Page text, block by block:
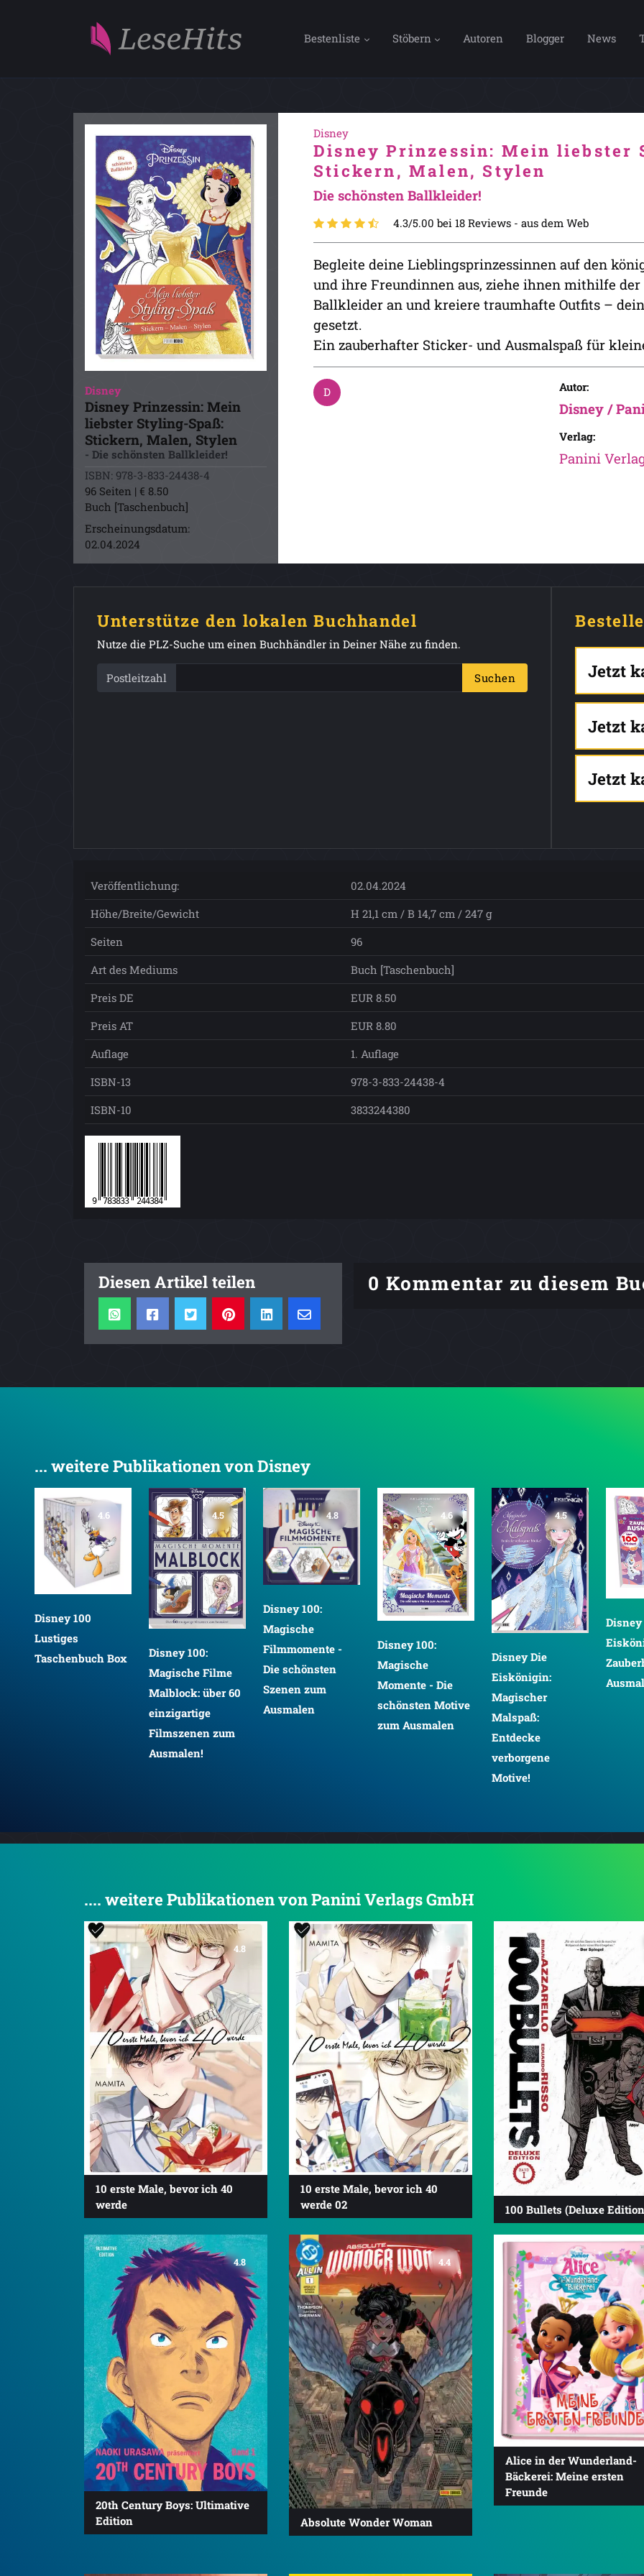
Bestenliste Stöbern Autoren Blogger News
Disney
Disney Prinzessin: Mein
liebster Styling-Spaß:
Stickern, Malen, Stylen
- Die schönsten Ballkleider!
ISBN: 978-3-833-24438-4
96 Seiten | € 8.50
Buch [Taschenbuch]
Erscheinungsdatum:
02.04.2024
Disney
Disney Prinzessin: Mein liebster
Stickern, Malen, Stylen
Die schönsten Ballkleider!
4.3/5.00 bei 18 Reviews - aus dem Web
Begleite deine Lieblingsprinzessinnen auf den
und ihre Freundinnen aus, ziehe ihnen mithilfe
Ballkleider an und kreiere traumhafte Outfits –
gesetzt.
Ein zauberhafter Sticker- und Ausmalspaß für
Autor:
Disney /
Verlag:
Panini
Unterstütze den lokalen Buchhandel
Nutze die PLZ-Suche um einen Buchhändler in Deiner Nähe zu finden.
Postleitzahl Suchen Jetzt
Jetzt
Jetzt
Veröffentlichung:
02.04.2024
Höhe/Breite/Gewicht
H 21,1 cm / B 14,7 cm / 247 g
Seiten
96
Art des Mediums
Buch [Taschenbuch]
Preis DE
EUR 8.50
Preis AT
EUR 8.80
Auflage
1. Auflage
ISBN-13
978-3-833-24438-4
ISBN-10
3833244380
Diesen Artikel teilen 0 Kommentar zu diesem
... weitere Publikationen von Disney
Box
4.5
Disney 100:
Magische Filme
Malblock: über 60
Filmszenen zum
Disney 100:
Magische
Filmmomente -
Die schönsten
Szenen zum
Ausmalen
4.6
Disney 100:
Magische
Momente - Die
schönsten Motive
zum Ausmalen
4.5
Disney Die
Zauberhafter
Ausmalspaß
.... weitere Publikationen von Panini Verlags GmbH
4.8
10 erste Male, bevor ich 40
werde
10 erste Male, bevor ich 40
werde 02
100 Bullets (Deluxe
4.8
20th Century Boys: Ultimative
Edition
4.4
Absolute Wonder Woman
Alice in der Wunderland-
Bäckerei: Meine ersten
Freunde